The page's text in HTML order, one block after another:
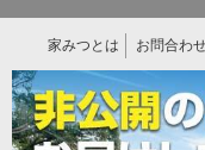
家みつとは お問合わ